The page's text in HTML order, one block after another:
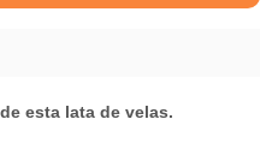
esta lata de velas.